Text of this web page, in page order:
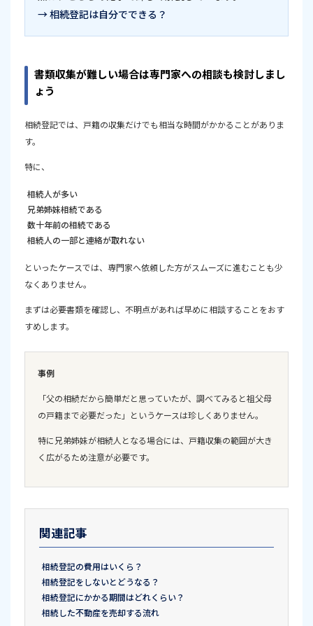
→ 相続登記は自分でできる？
書類収集が難しい場合は専門家への相談も検討しまし
ょう
相続登記では、戸籍の収集だけでも相当な時間がかかることがありま
す。
特に、
相続人が多い
兄弟姉妹相続である
数十年前の相続である
相続人の一部と連絡が取れない
といったケースでは、専門家へ依頼した方がスムーズに進むことも少
なくありません。
まずは必要書類を確認し、不明点があれば早めに相談することをおす
すめします。
事例
「父の相続だから簡単だと思っていたが、調べてみると祖父母
の戸籍まで必要だった」というケースは珍しくありません。
特に兄弟姉妹が相続人となる場合には、戸籍収集の範囲が大き
く広がるため注意が必要です。
関連記事
相続登記の費用はいくら？
相続登記をしないとどうなる？
相続登記にかかる期間はどれくらい？
相続した不動産を売却する流れ